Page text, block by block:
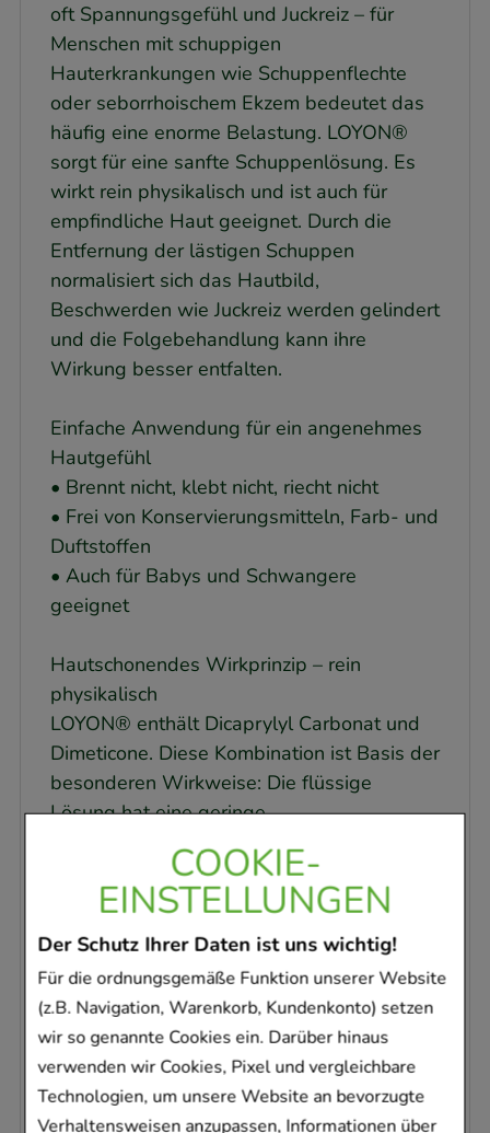
COOKIE-
EINSTELLUNGEN
Der Schutz Ihrer Daten ist uns wichtig!
Für die ordnungsgemäße Funktion unserer Website
(z.B. Navigation, Warenkorb, Kundenkonto) setzen
wir so genannte Cookies ein. Darüber hinaus
verwenden wir Cookies, Pixel und vergleichbare
Technologien, um unsere Website an bevorzugte
Verhaltensweisen anzupassen, Informationen über
oft Spannungsgefühl und Juckreiz – für
Menschen mit schuppigen
Hauterkrankungen wie Schuppenflechte
oder seborrhoischem Ekzem bedeutet das
häufig eine enorme Belastung. LOYON®
sorgt für eine sanfte Schuppenlösung. Es
wirkt rein physikalisch und ist auch für
empfindliche Haut geeignet. Durch die
Entfernung der lästigen Schuppen
normalisiert sich das Hautbild,
Beschwerden wie Juckreiz werden gelindert
und die Folgebehandlung kann ihre
Wirkung besser entfalten.
Einfache Anwendung für ein angenehmes
Hautgefühl
• Brennt nicht, klebt nicht, riecht nicht
• Frei von Konservierungsmitteln, Farb- und
Duftstoffen
• Auch für Babys und Schwangere
geeignet
Hautschonendes Wirkprinzip – rein
physikalisch
LOYON® enthält Dicaprylyl Carbonat und
Dimeticone. Diese Kombination ist Basis der
besonderen Wirkweise: Die flüssige
Lösung hat eine geringe
Oberflächenspannung und breitet sich
dadurch besonders gut und gleichmäßig
aus. So gelangt LOYON® sowohl unter als
auch zwischen die einzelnen Schuppen und
weicht sie auf. Der Zusammenhalt der
Hornzellen verringert sich und Schuppen
sowie Krusten lösen sich leicht und
schonend von der darunterliegenden
Hautschicht. Die Wirkung ist rein
mechanisch, ohne dass die Inhaltsstoffe